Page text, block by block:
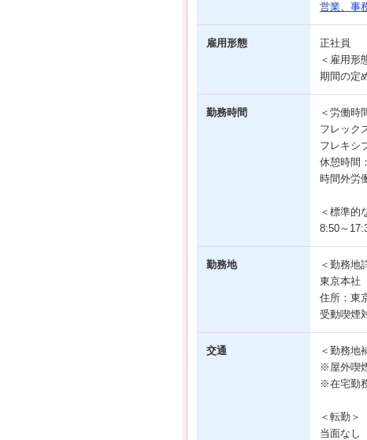
営業、事
雇用形態
正社員
＜雇用形
期間の定
勤務時間
＜労働時
フレック
フレキシ
休憩時間
時間外労
＜標準的
8:50～
勤務地
＜勤務地
東京本社
住所：東
受動喫煙
交通
＜勤務地
※屋外喫
※在宅勤
＜転勤＞
当面なし